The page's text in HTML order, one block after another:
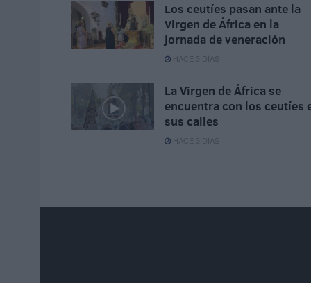
Los ceutíes pasan ante la
Virgen de África en la
jornada de veneración
HACE 3 DÍAS
La Virgen de África se
encuentra con los ceutíes
sus calles
HACE 3 DÍAS